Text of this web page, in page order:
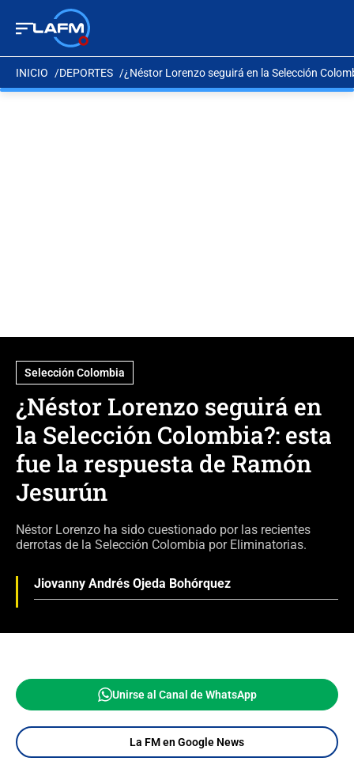
INICIO DEPORTES ¿Néstor Lorenzo seguirá en la Selección
Selección Colombia
¿Néstor Lorenzo seguirá en
la Selección Colombia?: esta
fue la respuesta de Ramón
Jesurún
Néstor Lorenzo ha sido cuestionado por las recientes
derrotas de la Selección Colombia por Eliminatorias.
Jiovanny Andrés Ojeda Bohórquez
Unirse al Canal de WhatsApp
La FM en Google News